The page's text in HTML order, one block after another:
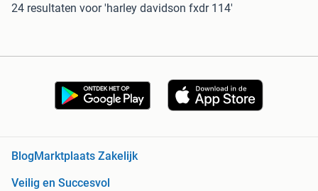
24 resultaten voor 'harley davidson fxdr 114'
BlogMarktplaats Zakelijk
Veilig en Succesvol